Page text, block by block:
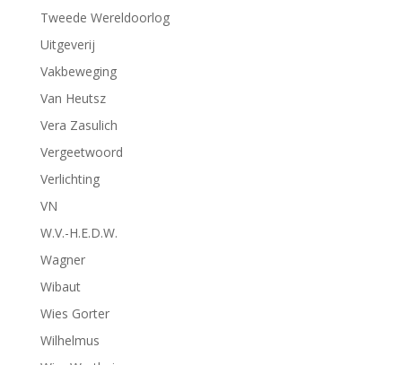
Tweede Wereldoorlog
Uitgeverij
Vakbeweging
Van Heutsz
Vera Zasulich
Vergeetwoord
Verlichting
VN
W.V.-H.E.D.W.
Wagner
Wibaut
Wies Gorter
Wilhelmus